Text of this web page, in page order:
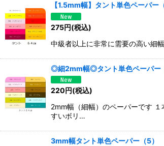
【1.5mm幅】タント単色ペーパー
275円(税込)
中級者以上に非常に需要の高い
◎細2mm幅◎タント単色ペーパー
220円(税込)
2mm幅（細幅）のペーパーです
すいボリ…
3mm幅タント単色ペーパー（5）